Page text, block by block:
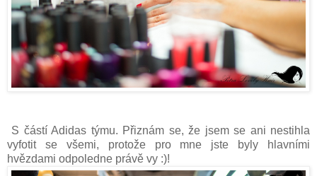
S částí Adidas týmu. Přiznám se, že jsem se ani nestihla
vyfotit se všemi, protože pro mne jste byly hlavními
hvězdami odpoledne právě vy :)!